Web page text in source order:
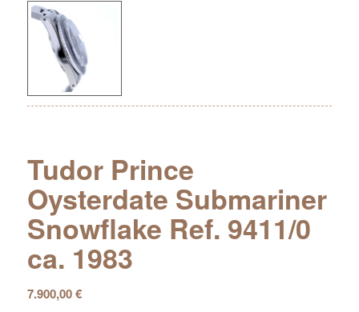
Tudor Prince
Oysterdate Submariner
Snowflake Ref. 9411/0
ca. 1983
7.900,00€